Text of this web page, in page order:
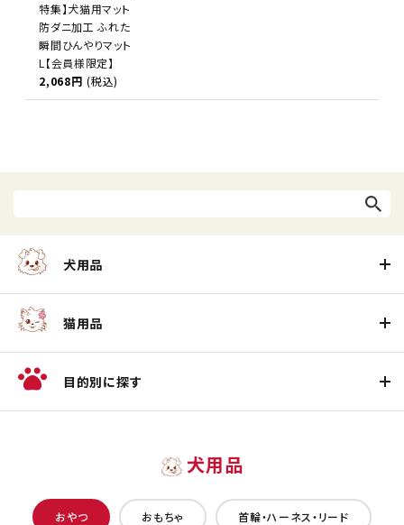
特集】犬猫用マット
防ダニ加工 ふれた
瞬間ひんやりマット
L【会員様限定】
2,068円 (税込)
犬用品
猫用品
目的別に探す
犬用品
おやつ おもちゃ 首輪・ハーネス・リード